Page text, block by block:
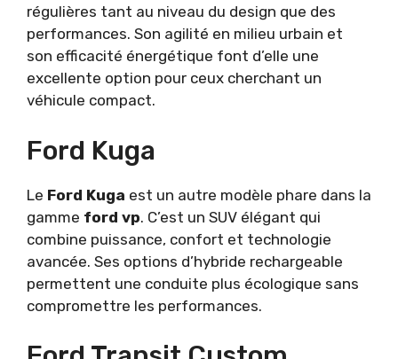
régulières tant au niveau du design que des
performances. Son agilité en milieu urbain et
son efficacité énergétique font d’elle une
excellente option pour ceux cherchant un
véhicule compact.
Ford Kuga
Le Ford Kuga est un autre modèle phare dans la
gamme ford vp. C’est un SUV élégant qui
combine puissance, confort et technologie
avancée. Ses options d’hybride rechargeable
permettent une conduite plus écologique sans
compromettre les performances.